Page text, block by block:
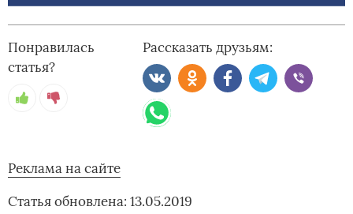
Понравилась
статья?
Рассказать друзьям:
Реклама на сайте
Статья обновлена: 13.05.2019